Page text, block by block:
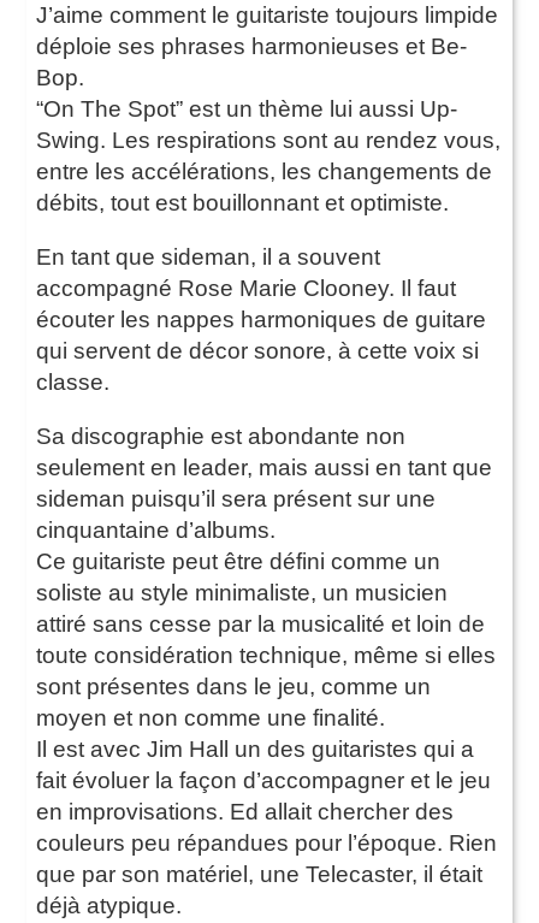
J’aime comment le guitariste toujours limpide
déploie ses phrases harmonieuses et Be-
Bop.
“On The Spot” est un thème lui aussi Up-
Swing. Les respirations sont au rendez vous,
entre les accélérations, les changements de
débits, tout est bouillonnant et optimiste.
En tant que sideman, il a souvent
accompagné Rose Marie Clooney. Il faut
écouter les nappes harmoniques de guitare
qui servent de décor sonore, à cette voix si
classe.
Sa discographie est abondante non
seulement en leader, mais aussi en tant que
sideman puisqu’il sera présent sur une
cinquantaine d’albums.
Ce guitariste peut être défini comme un
soliste au style minimaliste, un musicien
attiré sans cesse par la musicalité et loin de
toute considération technique, même si elles
sont présentes dans le jeu, comme un
moyen et non comme une finalité.
Il est avec Jim Hall un des guitaristes qui a
fait évoluer la façon d’accompagner et le jeu
en improvisations. Ed allait chercher des
couleurs peu répandues pour l’époque. Rien
que par son matériel, une Telecaster, il était
déjà atypique.